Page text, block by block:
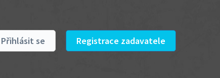
Přihlásit se Registrace zadavatele